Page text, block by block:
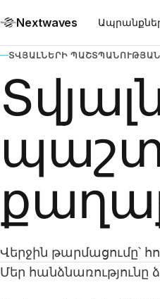
Nextwaves
ՏՎՅԱԼՆԵՐԻ
Վերջին թարմացումը՝
Մեր հանձնառությունը